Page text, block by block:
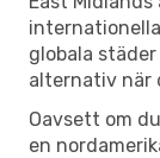
globala
alternativ när
Oavsett om
en